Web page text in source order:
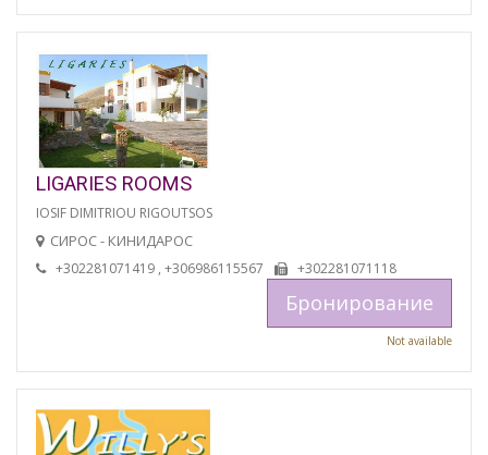
LIGARIES ROOMS
IOSIF DIMITRIOU RIGOUTSOS
СИРОС - КИНИДАРОС
+302281071419 , +306986115567 +302281071118
Бронирование
Not available